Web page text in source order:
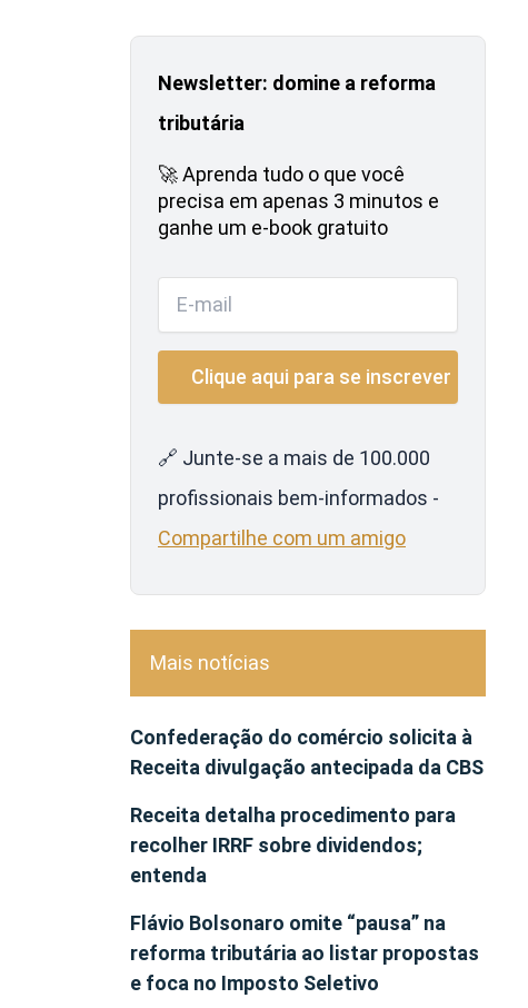
Newsletter: domine a reforma
tributária
🚀 Aprenda tudo o que você
precisa em apenas 3 minutos e
ganhe um e-book gratuito
🔗 Junte-se a mais de 100.000
profissionais bem-informados -
Compartilhe com um amigo
Mais notícias
Confederação do comércio solicita à
Receita divulgação antecipada da CBS
Receita detalha procedimento para
recolher IRRF sobre dividendos;
entenda
Flávio Bolsonaro omite “pausa” na
reforma tributária ao listar propostas
e foca no Imposto Seletivo